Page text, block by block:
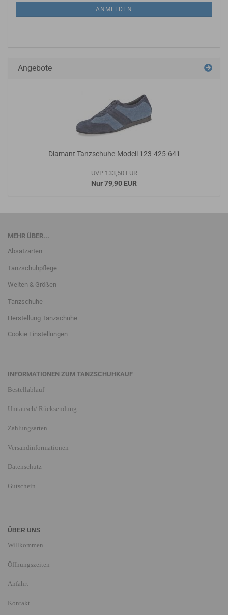
ANMELDEN
Angebote
Diamant Tanzschuhe-Modell 123-425-641
UVP 133,50 EUR
Nur 79,90 EUR
MEHR ÜBER...
Absatzarten
Tanzschuhpflege
Weiten & Größen
Tanzschuhe
Herstellung Tanzschuhe
Cookie Einstellungen
INFORMATIONEN ZUM TANZSCHUHKAUF
Bestellablauf
Umtausch/ Rücksendung
Zahlungsarten
Versandinformationen
Datenschutz
Gutschein
ÜBER UNS
Willkommen
Öffnungszeiten
Anfahrt
Kontakt